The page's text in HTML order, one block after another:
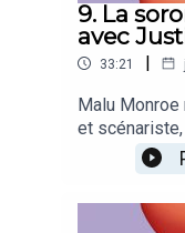
9. La
avec
33:21 |
Malu
et
sororité.
Justine a
révoltantes à
assurément